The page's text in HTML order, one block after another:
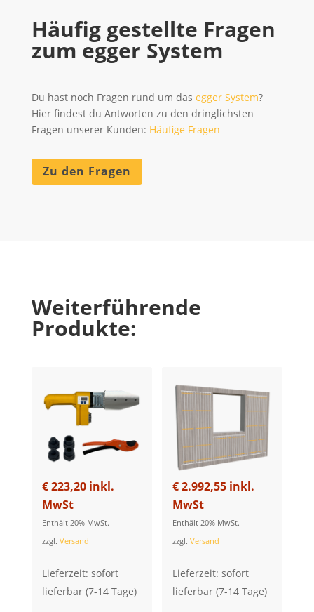
Häufig gestellte Fragen
zum egger System
Du hast noch Fragen rund um das egger System?
Hier findest du Antworten zu den dringlichsten
Fragen unserer Kunden: Häufige Fragen
Zu den Fragen
Weiterführende
Produkte:
€223,20 inkl.
MwSt
Enthält 20% MwSt.
zzgl. Versand
Lieferzeit: sofort
lieferbar (7-14 Tage)
€2.992,55 inkl.
MwSt
Enthält 20% MwSt.
zzgl.Versand
Lieferzeit: sofort
lieferbar (7-14 Tage)